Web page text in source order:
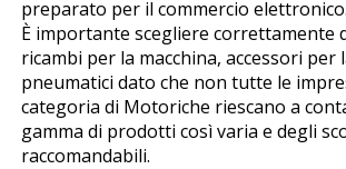
preparato per il commercio elettronico.
È importante scegliere correttamente
ricambi per la macchina, accessori per
pneumatici dato che non tutte le
categoria di Motoriche riescano a
gamma di prodotti così varia e degli
raccomandabili.